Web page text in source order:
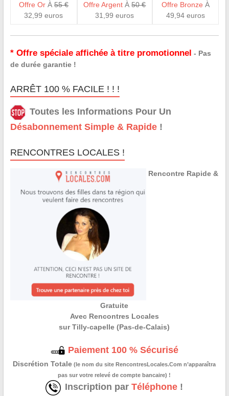
Offre OrÀ 55 €
32,99 euros
Offre Argent À50 €
31,99 euros
Offre Bronze À
49,94 euros
* Offre spéciale affichée à titre promotionnel - Pas
de durée garantie !
ARRÊT 100 % FACILE ! ! !
Toutes les Informations Pour Un
Désabonnement Simple & Rapide!
RENCONTRES LOCALES !
Rencontre Rapide &
Gratuite
Avec Rencontres Locales
sur Tilly-capelle (Pas-de-Calais)
Paiement 100 % Sécurisé
Discrétion Totale (le nom du site RencontresLocales.Com n’apparaîtra
pas sur votre relevé de compte bancaire) !
Inscription parTéléphone !